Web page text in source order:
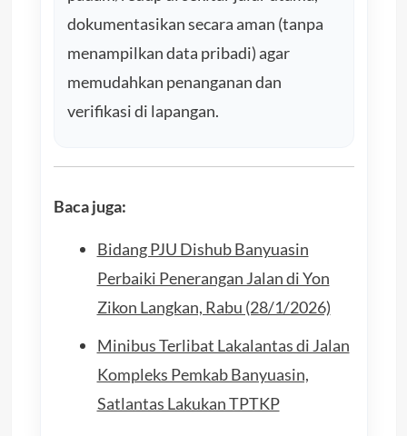
dokumentasikan secara aman (tanpa
menampilkan data pribadi) agar
memudahkan penanganan dan
verifikasi di lapangan.
Baca juga:
Bidang PJU Dishub Banyuasin
Perbaiki Penerangan Jalan di Yon
Zikon Langkan, Rabu (28/1/2026)
Minibus Terlibat Lakalantas di Jalan
Kompleks Pemkab Banyuasin,
Satlantas Lakukan TPTKP